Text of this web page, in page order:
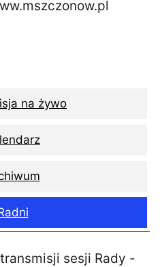
na żywo
sesji Rady -